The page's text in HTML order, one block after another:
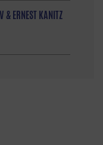
& ERNEST KANITZ